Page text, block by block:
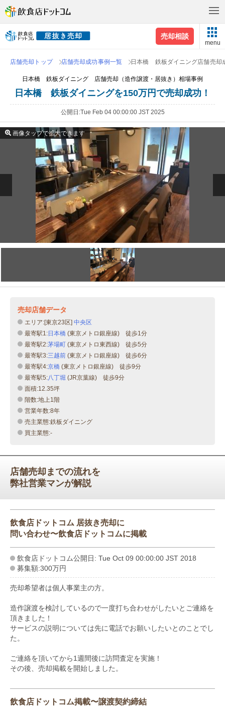
売却相談
menu
店舗売却トップ 店舗売却成功事例一覧 日本橋 鉄板ダイニング店舗売却
日本橋 鉄板ダイニング 店舗売却（造作譲渡・居抜き）相場事例
日本橋 鉄板ダイニングを150万円で売却成功！
公開日 Tue Feb 04 00:00:00 JST 2025
画像タップで拡大できます
売却店舗データ
エリア:[東京23区] 中央区
最寄駅1:日本橋 (東京メトロ銀座線) 徒歩1分
最寄駅2:茅場町 (東京メトロ東西線) 徒歩5分
最寄駅3:三越前 (東京メトロ銀座線) 徒歩6分
最寄駅4:京橋 (東京メトロ銀座線) 徒歩9分
最寄駅5:八丁堀 (JR京葉線) 徒歩9分
面積:12.35坪
階数:地上1階
営業年数:8年
売主業態:鉄板ダイニング
買主業態:-
店舗売却までの流れを
弊社営業マンが解説
飲食店ドットコム 居抜き売却に
問い合わせ〜飲食店ドットコムに掲載
飲食店ドットコム公開日: Tue Oct 09 00:00:00 JST 2018
募集額:300万円
売却希望者は個人事業主の方。
造作譲渡を検討しているので一度打ち合わせがしたいとご連絡を
頂きました！
サービスの説明については先に電話でお願いしたいとのことでし
た。
ご連絡を頂いてから1週間後に訪問査定を実施！
その後、売却掲載を開始しました。
飲食店ドットコム掲載〜譲渡契約締結